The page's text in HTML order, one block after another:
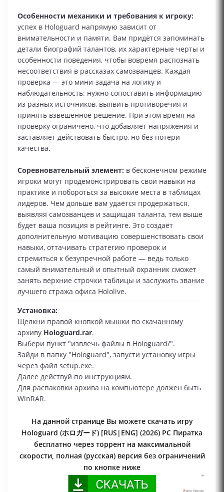
Особенности механики и требования к игроку:
успех в Hologuard напрямую зависит от
внимательности и памяти. Вам придётся запоминать
детали биографий талантов, их характерные черты и
особенности поведения, чтобы вовремя распознать
несоответствия в рассказах самозванцев. Каждая
проверка — это мини‑задача на логику и
наблюдательность: нужно сопоставить информацию
из разных источников, выявить противоречия и
принять взвешенное решение. При этом время на
проверку ограничено, что добавляет напряжения и
заставляет действовать быстро, но без потери
качества.
Соревновательный элемент: в бесконечном режиме
игроки могут продемонстрировать свои навыки на
практике и побороться за высокие места в таблицах
лидеров. Чем дольше вам удаётся продержаться,
выявляя самозванцев и защищая таланта, тем выше
будет ваша позиция в рейтинге. Это создаёт
дополнительную мотивацию совершенствовать свои
навыки, оттачивать стратегию проверок и
стремиться к безупречной работе — ведь только
самый внимательный и опытный охранник сможет
занять верхние строчки таблицы и заслужить звание
лучшего стража офиса Hololive.
Установка:
Щелкни правой кнопкой мышки по скачанному
архиву Hologuard.rar.
Выбери пункт "извлечь файлы в Hologuard/".
Зайди в папку "Hologuard", запусти установку игры
через файл setup.exe.
Далее действуй по инструкциям.
Для распаковки архива на компьютере должен быть
WinRAR.
На данной странице Вы можете скачать игру
Hologuard (ホロガード) [RUS|ENG] (2026) PC Пиратка
бесплатно через торрент на максимальной
скорости, полная (русская) версия без ограничений
по кнопке ниже